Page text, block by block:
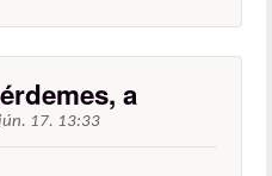
a
17. 13:33